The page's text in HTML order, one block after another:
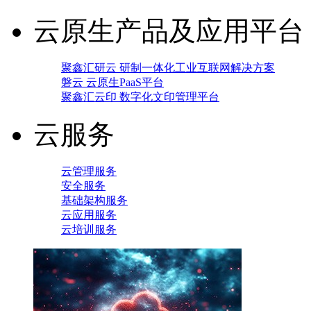
云原生产品及应用平台
聚鑫汇研云 研制一体化工业互联网解决方案
磐云 云原生PaaS平台
聚鑫汇云印 数字化文印管理平台
云服务
云管理服务
安全服务
基础架构服务
云应用服务
云培训服务